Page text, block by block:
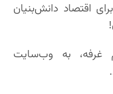
اقتصاد دانش‌بنیان
غرفه، به وب‌سایت